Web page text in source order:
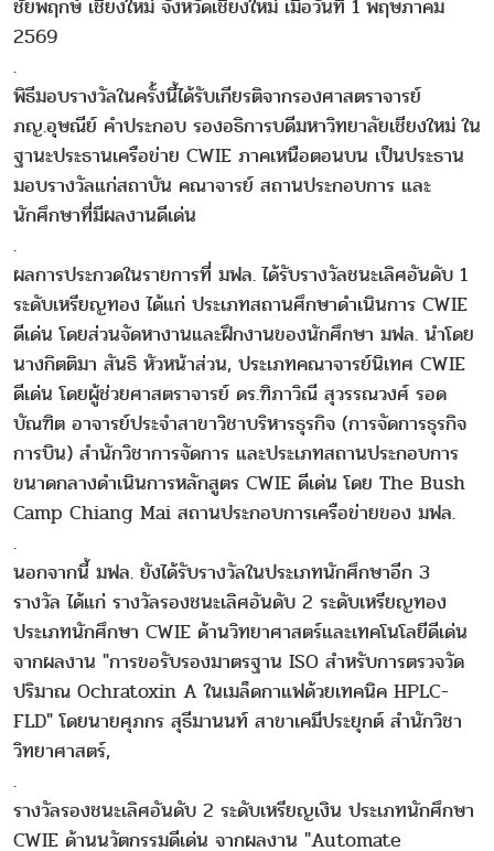
ชัยพฤกษ์ เชียงใหม่ จังหวัดเชียงใหม่ เมื่อวันที่ 1 พฤษภาคม
2569
.
พิธีมอบรางวัลในครั้งนี้ได้รับเกียรติจากรองศาสตราจารย์
ภญ.อุษณีย์ คำประกอบ รองอธิการบดีมหาวิทยาลัยเชียงใหม่ ใน
ฐานะประธานเครือข่าย CWIE ภาคเหนือตอนบน เป็นประธาน
มอบรางวัลแก่สถาบัน คณาจารย์ สถานประกอบการ และ
นักศึกษาที่มีผลงานดีเด่น
.
ผลการประกวดในรายการที่ มฟล. ได้รับรางวัลชนะเลิศอันดับ 1
ระดับเหรียญทอง ได้แก่ ประเภทสถานศึกษาดำเนินการ CWIE
ดีเด่น โดยส่วนจัดหางานและฝึกงานของนักศึกษา มฟล. นำโดย
นางกิตติมา สันธิ หัวหน้าส่วน, ประเภทคณาจารย์นิเทศ CWIE
ดีเด่น โดยผู้ช่วยศาสตราจารย์ ดร.ฑิภาวิณี สุวรรณวงศ์ รอด
บัณฑิต อาจารย์ประจำสาขาวิชาบริหารธุรกิจ (การจัดการธุรกิจ
การบิน) สำนักวิชาการจัดการ และประเภทสถานประกอบการ
ขนาดกลางดำเนินการหลักสูตร CWIE ดีเด่น โดย The Bush
Camp Chiang Mai สถานประกอบการเครือข่ายของ มฟล.
.
นอกจากนี้ มฟล. ยังได้รับรางวัลในประเภทนักศึกษาอีก 3
รางวัล ได้แก่ รางวัลรองชนะเลิศอันดับ 2 ระดับเหรียญทอง
ประเภทนักศึกษา CWIE ด้านวิทยาศาสตร์และเทคโนโลยีดีเด่น
จากผลงาน "การขอรับรองมาตรฐาน ISO สำหรับการตรวจวัด
ปริมาณ Ochratoxin A ในเมล็ดกาแฟด้วยเทคนิค HPLC-
FLD" โดยนายศุภกร สุธีมานนท์ สาขาเคมีประยุกต์ สำนักวิชา
วิทยาศาสตร์,
.
รางวัลรองชนะเลิศอันดับ 2 ระดับเหรียญเงิน ประเภทนักศึกษา
CWIE ด้านนวัตกรรมดีเด่น จากผลงาน "Automate